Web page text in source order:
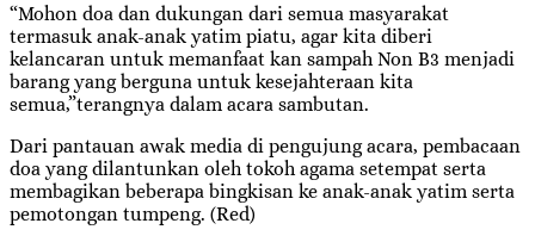
“Mohon doa dan dukungan dari semua masyarakat
termasuk anak-anak yatim piatu, agar kita diberi
kelancaran untuk memanfaat kan sampah Non B3 menjadi
barang yang berguna untuk kesejahteraan kita
semua,”terangnya dalam acara sambutan.
Dari pantauan awak media di pengujung acara, pembacaan
doa yang dilantunkan oleh tokoh agama setempat serta
membagikan beberapa bingkisan ke anak-anak yatim serta
pemotongan tumpeng. (Red)